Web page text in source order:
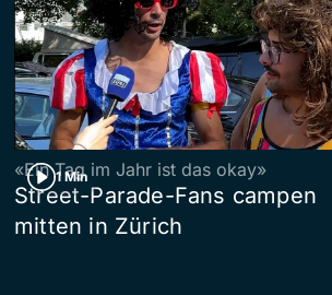
1 Min
«Ein Tag im Jahr ist das okay»
Street-Parade-Fans campen
mitten in Zürich